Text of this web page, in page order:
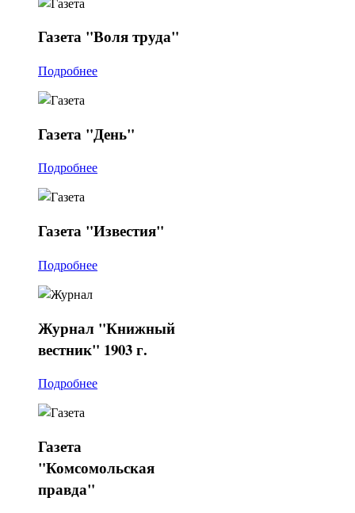
Газета "Воля труда"
Подробнее
Газета "День"
Подробнее
Газета "Известия"
Подробнее
Журнал "Книжный
вестник" 1903 г.
Подробнее
Газета
"Комсомольская
правда"